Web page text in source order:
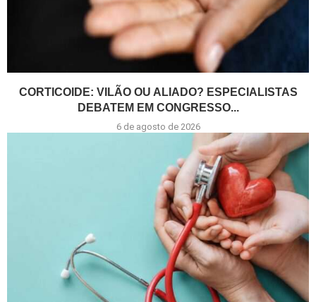
CORTICOIDE: VILÃO OU ALIADO? ESPECIALISTAS
DEBATEM EM CONGRESSO...
6 de agosto de 2026